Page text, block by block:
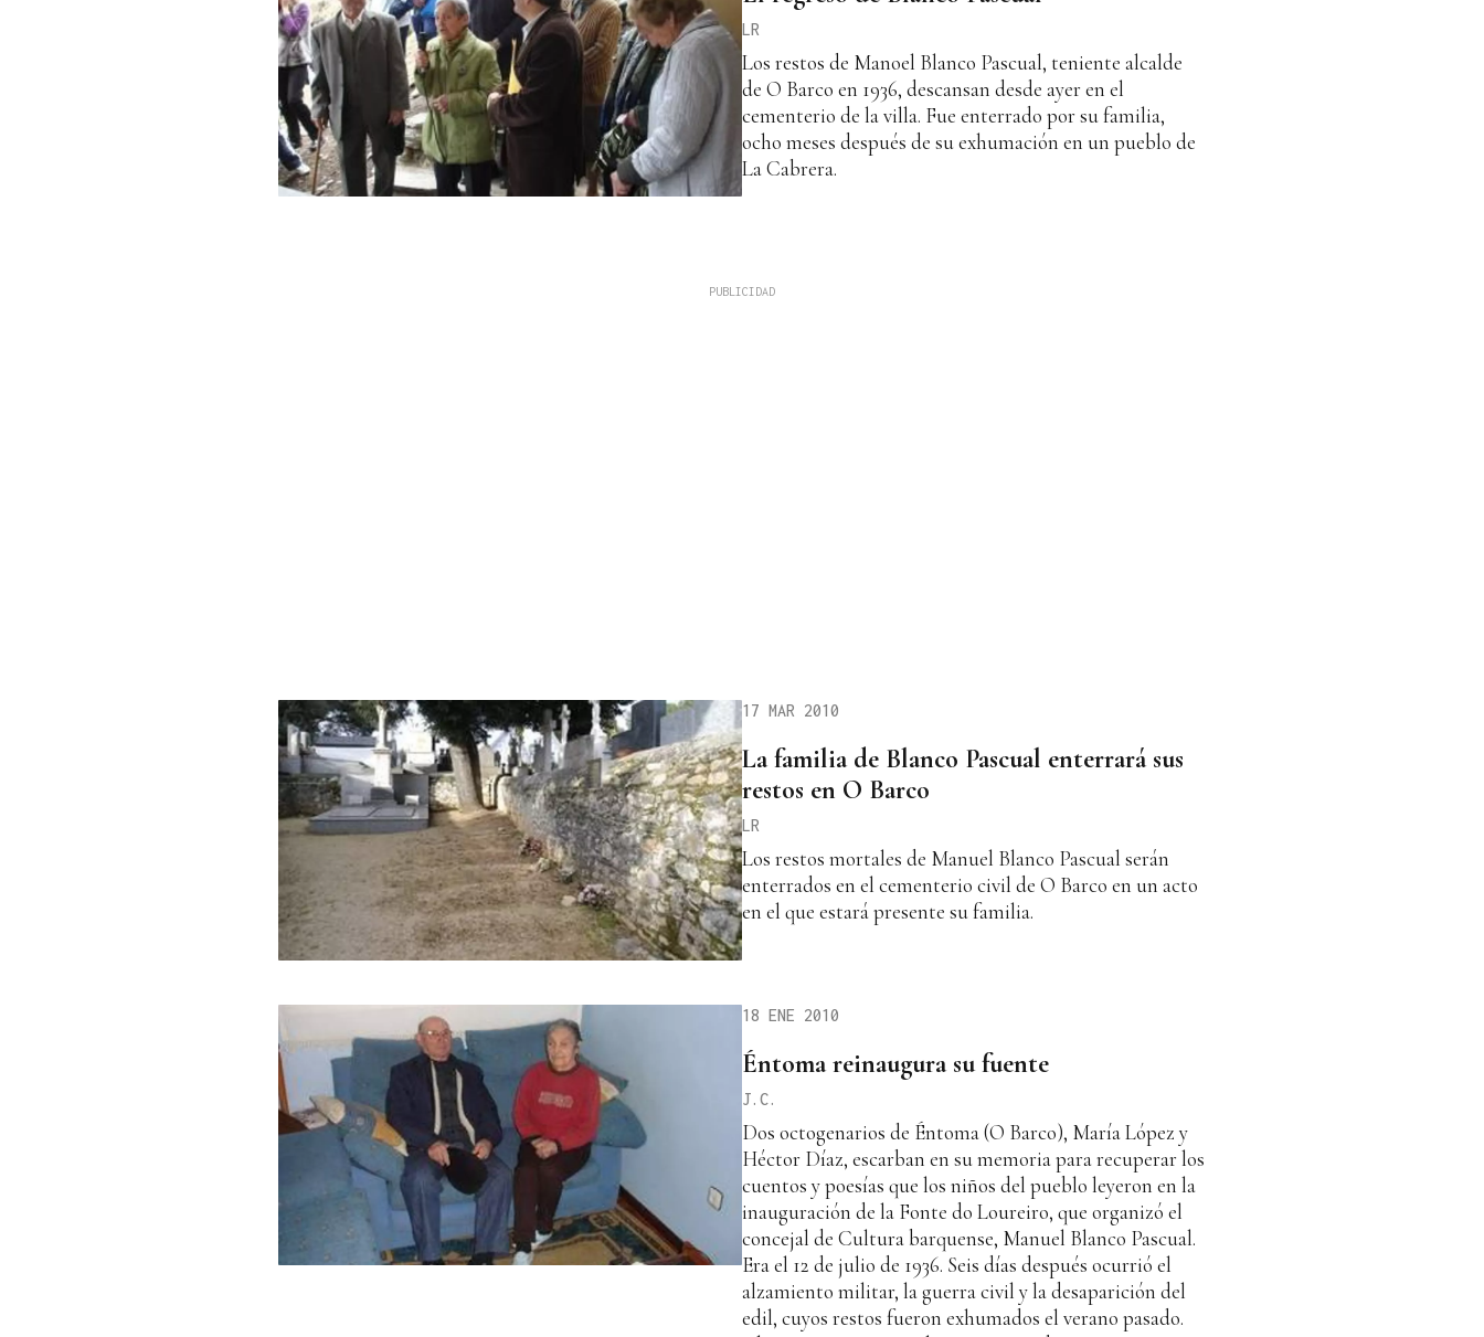
LR
Los restos de Manoel Blanco Pascual, teniente alcalde
de O Barco en 1936, descansan desde ayer en el
cementerio de la villa. Fue enterrado por su familia,
ocho meses después de su exhumación en un pueblo de
La Cabrera.
17 MAR 2010
La familia de Blanco Pascual enterrará sus
restos en O Barco
LR
Los restos mortales de Manuel Blanco Pascual serán
enterrados en el cementerio civil de O Barco en un acto
en el que estará presente su familia.
18 ENE 2010
Éntoma reinaugura su fuente
J.C.
Dos octogenarios de Éntoma (O Barco), María López y
Héctor Díaz, escarban en su memoria para recuperar los
cuentos y poesías que los niños del pueblo leyeron en la
inauguración de la Fonte do Loureiro, que organizó el
concejal de Cultura barquense, Manuel Blanco Pascual.
Era el 12 de julio de 1936. Seis días después ocurrió el
alzamiento militar, la guerra civil y la desaparición del
edil, cuyos restos fueron exhumados el verano pasado.